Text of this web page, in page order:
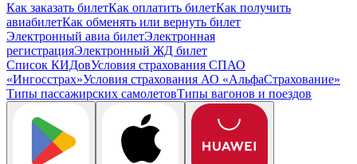
Как заказать билетКак оплатить билетКак получить
авиабилетКак обменять или вернуть билет
Электронный авиа билетЭлектронная
регистрацияЭлектронный ЖД билет
Список КИДовУсловия страхования СПАО
«Ингосстрах»Условия страхования АО «АльфаСтрахование»
Типы пассажирских самолетовТипы вагонов и поездов